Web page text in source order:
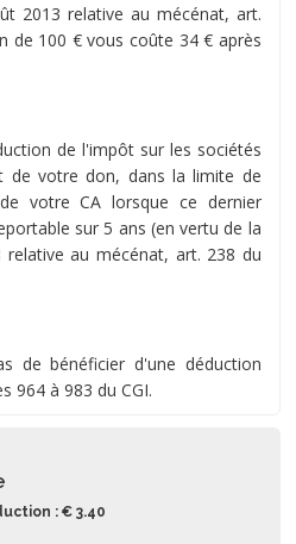
2013 relative au mécénat, art.
de 100 € vous coûte 34 € après
de l'impôt sur les sociétés
de votre don, dans la limite de
votre CA lorsque ce dernier
sur 5 ans (en vertu de la
au mécénat, art. 238 du
de bénéficier d'une déduction
964 à 983 du CGI.
: € 3.40